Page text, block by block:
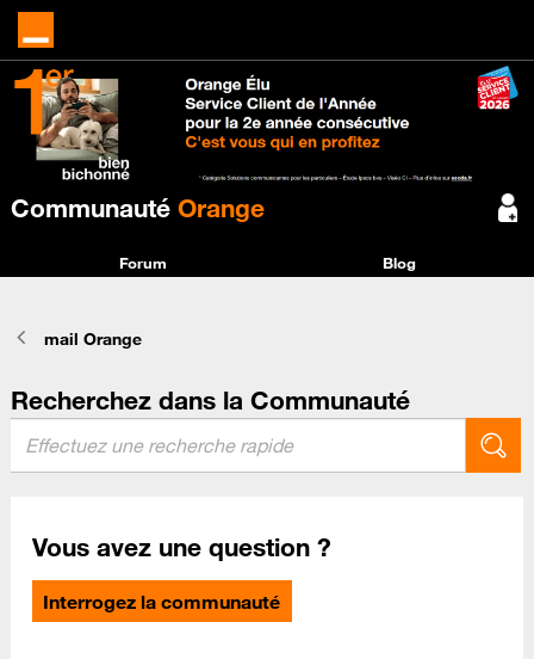
Communauté Orange
Forum Blog
mail Orange
Recherchez dans la Communauté
Vous avez une question ?
Interrogez la communauté